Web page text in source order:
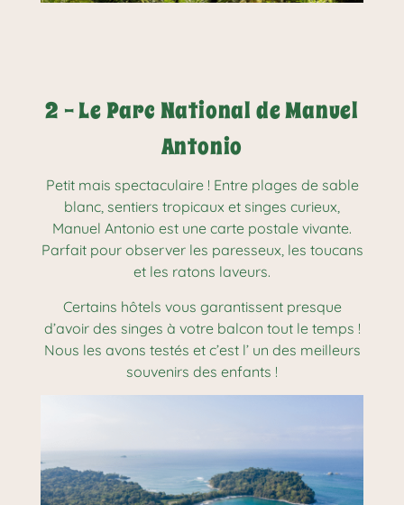
2 - Le Parc National de Manuel
Antonio
Petit mais spectaculaire ! Entre plages de sable
blanc, sentiers tropicaux et singes curieux,
Manuel Antonio est une carte postale vivante.
Parfait pour observer les paresseux, les toucans
et les ratons laveurs.
Certains hôtels vous garantissent presque
d’avoir des singes à votre balcon tout le temps !
Nous les avons testés et c’est l’ un des meilleurs
souvenirs des enfants !